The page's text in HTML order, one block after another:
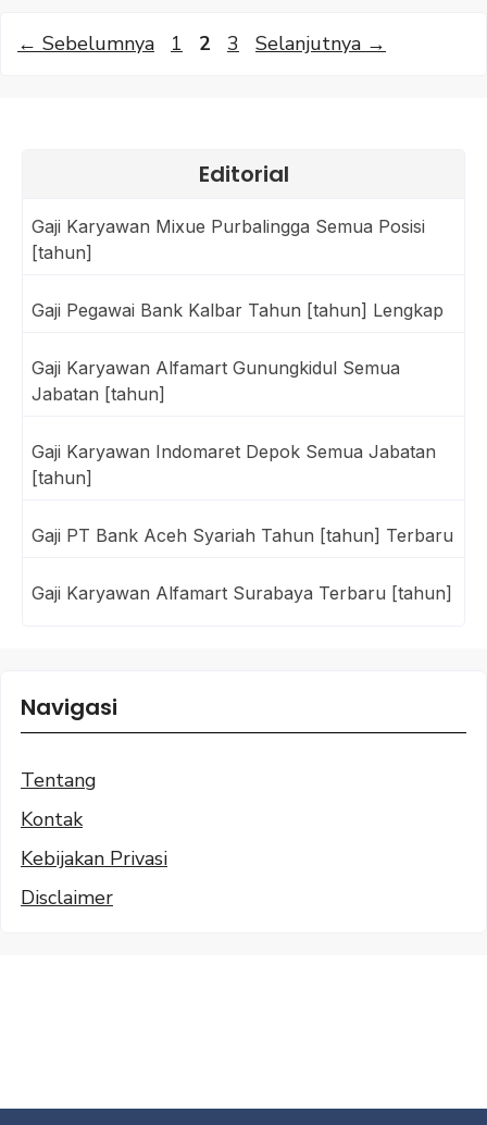
← Sebelumnya Halaman
1 Halaman
2 Halaman
3 Selanjutnya →
Editorial
Gaji Karyawan Mixue Purbalingga Semua Posisi
[tahun]
Gaji Pegawai Bank Kalbar Tahun [tahun] Lengkap
Gaji Karyawan Alfamart Gunungkidul Semua
Jabatan [tahun]
Gaji Karyawan Indomaret Depok Semua Jabatan
[tahun]
Gaji PT Bank Aceh Syariah Tahun [tahun] Terbaru
Gaji Karyawan Alfamart Surabaya Terbaru [tahun]
Navigasi
Tentang
Kontak
Kebijakan Privasi
Disclaimer